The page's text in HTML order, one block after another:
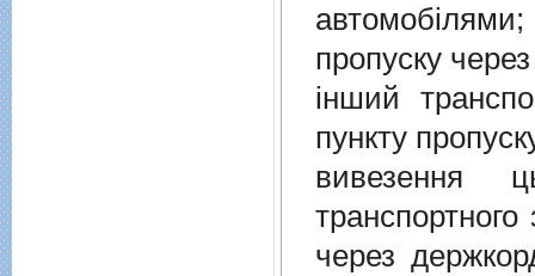
пропуску
iнший
пункту
вивезення
через